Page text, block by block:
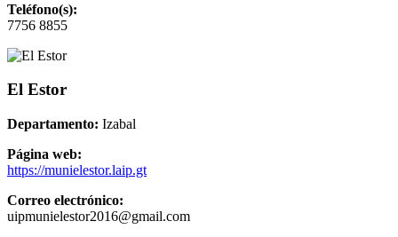
Teléfono(s):
7756 8855
El Estor
Departamento: Izabal
Página web:
https://munielestor.laip.gt
Correo electrónico:
uipmunielestor2016@gmail.com